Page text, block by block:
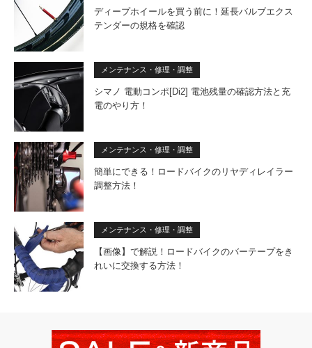
ディープホイールを買う前に！延長バルブエクス
テンダーの規格を確認
メンテナンス・修理・調整
シマノ 電動コンポ[Di2] 電池残量の確認方法と充
電のやり方！
メンテナンス・修理・調整
簡単にできる！ロードバイクのリヤディレイラー
調整方法！
メンテナンス・修理・調整
【画像】で解説！ロードバイクのバーテープをき
れいに交換する方法！